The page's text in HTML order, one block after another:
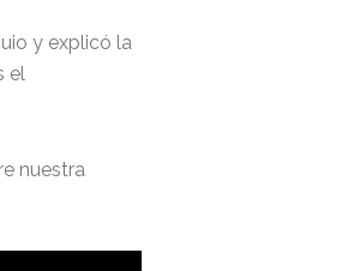
y explicó la
el
nuestra